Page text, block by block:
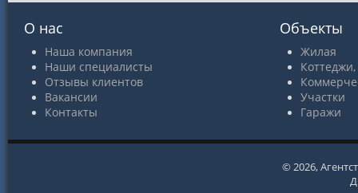
О нас
Наша компания
Наши специалисты
Отзывы клиентов
Вакансии
Контакты
Объекты
Жилая
Участки
Гаражи
© 2026,